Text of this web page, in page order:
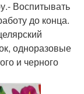
Воспитывать
до конца.
одноразовые
и черного